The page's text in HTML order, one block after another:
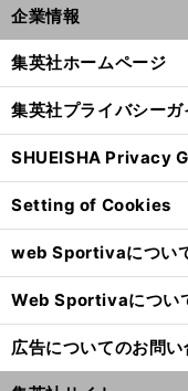
企業情報
集英社ホームページ
集英社プライバシー
SHUEISHA Privacy
Setting of Cookies
web Sportivaについ
Web Sportivaについ
広告についてのお問い